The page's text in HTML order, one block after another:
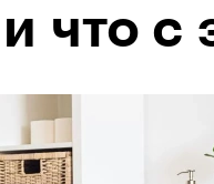
что с